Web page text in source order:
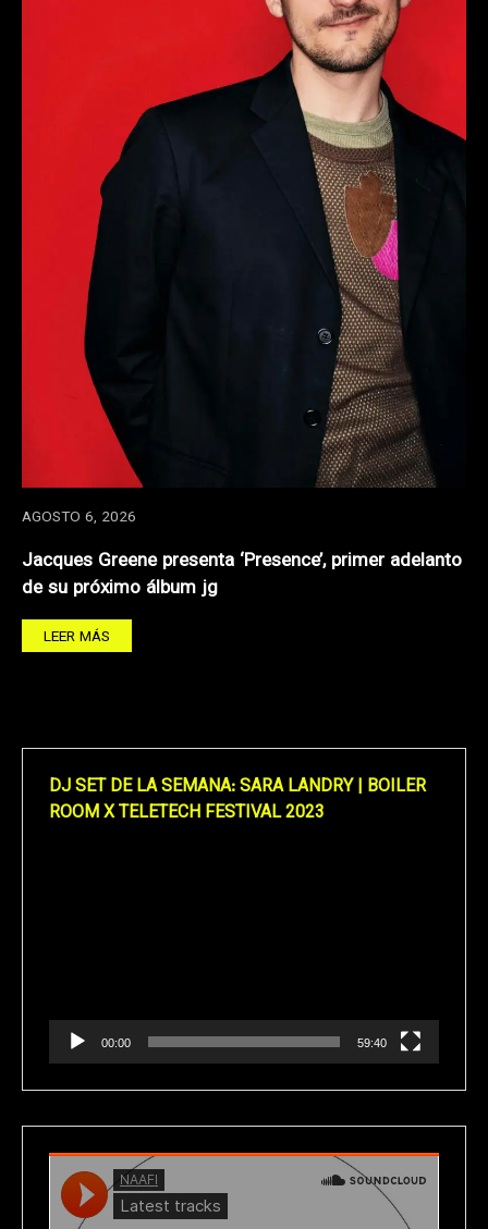
AGOSTO 6, 2026
Jacques Greene presenta ‘Presence’, primer adelanto
de su próximo álbum jg
LEER MÁS
DJ SET DE LA SEMANA: SARA LANDRY | BOILER
ROOM X TELETECH FESTIVAL 2023
00:00 59:40